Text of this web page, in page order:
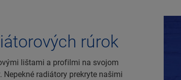
rúrok
lištami a profilmi na svojom
radiátory prekryte našimi